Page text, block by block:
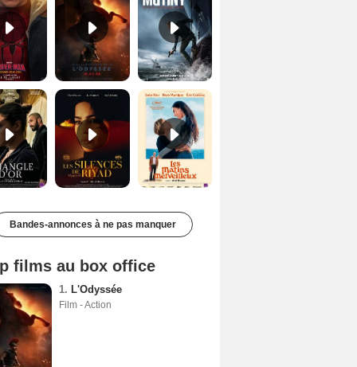
Les Silences de Riyad Bande-annonce VO STFR Les Matins merveilleux Bande-annonce VF
Bandes-annonces à ne pas manquer
films au box office
1. L'Odyssée
Film - Action